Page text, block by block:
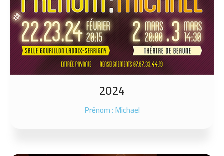
2024
Prénom : Michael